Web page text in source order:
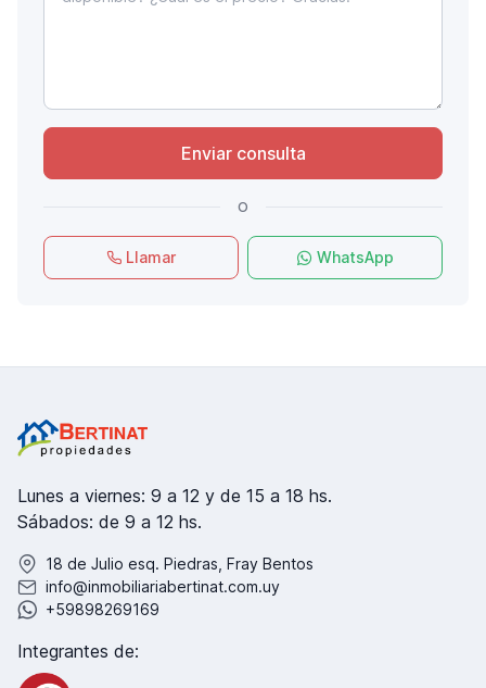
Enviar consulta
o
Llamar WhatsApp
Lunes a viernes: 9 a 12 y de 15 a 18 hs.
Sábados: de 9 a 12 hs.
18 de Julio esq. Piedras, Fray Bentos
info@inmobiliariabertinat.com.uy
+59898269169
Integrantes de: